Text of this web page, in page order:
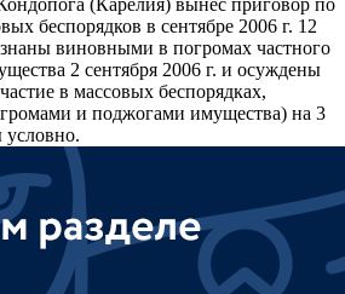
беспорядков в сентябре 2006 г. 12
виновными в погромах частного
2 сентября 2006 г. и осуждены
в массовых беспорядках,
и поджогами имущества) на 3